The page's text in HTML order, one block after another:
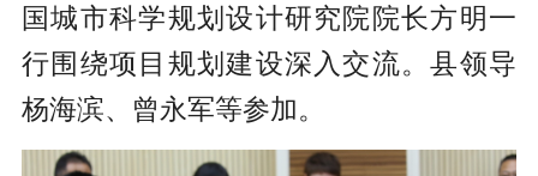
国城市科学规划设计研究院院长方明一
行围绕项目规划建设深入交流。县领导
杨海滨、曾永军等参加。